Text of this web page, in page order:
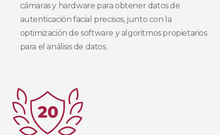
cámaras y hardware para obtener datos de
autenticación facial precisos, junto con la
optimización de software y algoritmos propietarios
para el análisis de datos.​